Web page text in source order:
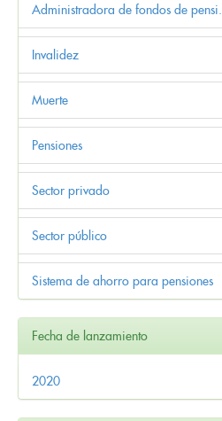
Administradora de fondos de pensi...
Invalidez
Muerte
Pensiones
Sector privado
Sector público
Sistema de ahorro para pensiones
Fecha de lanzamiento
2020